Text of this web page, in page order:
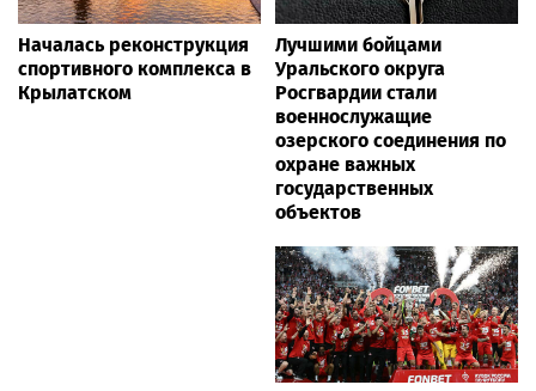
Началась реконструкция
спортивного комплекса в
Крылатском
Лучшими бойцами
Уральского округа
Росгвардии стали
военнослужащие
озерского соединения по
охране важных
государственных
объектов